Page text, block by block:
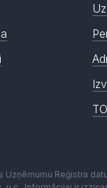
Reģistra